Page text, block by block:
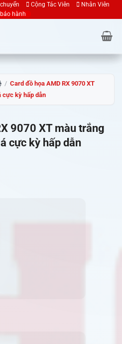
Cộng Tác Viên
Nhân Viên
hành
/ Card đồ họa AMD RX 9070 XT
cực kỳ hấp dẫn
9070 XT màu trắng
cực kỳ hấp dẫn